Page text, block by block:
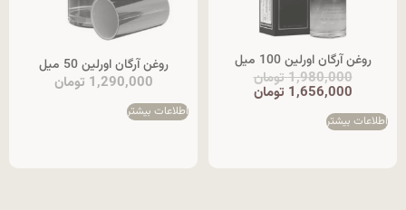
روغن آرگان اورلین 100 میل
1,980,000تومان
1,656,000 تومان
اطلاعات بیشتر
روغن آرگان اورلین 50 میل
1,290,000 تومان
اطلاعات بیشتر